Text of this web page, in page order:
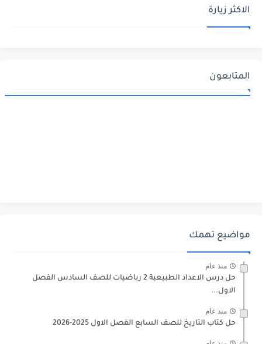
الاكثر زيارة
المتابعون
مواضيع تهمك
منذ عام
حل درس الاعداد الطبيعية 2 رياضيات للصف السادس الفصل
الاول...
منذ عام
حل كتاب التاريخ للصف السابع الفصل الاول 2025-2026